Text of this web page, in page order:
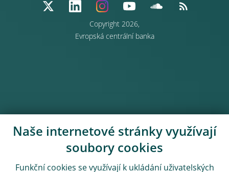
Copyright 2026,
Evropská centrální banka
Naše internetové stránky využívají
soubory cookies
Funkční cookies se využívají k ukládání uživatelských